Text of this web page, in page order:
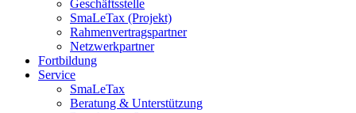
Geschäftsstelle
SmaLeTax (Projekt)
Rahmenvertragspartner
Netzwerkpartner
Fortbildung
Service
SmaLeTax
Beratung & Unterstützung